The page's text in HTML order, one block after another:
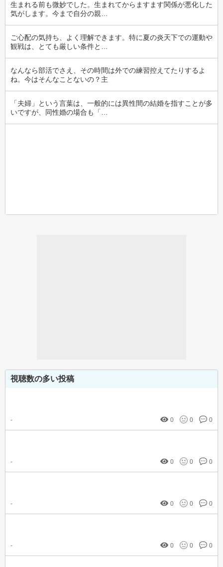
生まれる前も微妙でした。生まれてからますます関係が悪化した
気がします。今まで自分の親…
ご心配の気持ち、よく理解できます。特に夏の炎天下での運動や
観戦は、とても厳しい条件と…
なんなら部活でさえ、その時間は外での練習控えてたりするよ
ね。今はそんなことないの？主
「夫婦」という言葉は、一般的には異性間の結婚を指すことが多
いですが、同性婚の場合も「…
視聴数の多い投稿
- 0 0 0
- 0 0 0
- 0 0 0
- 0 0 0